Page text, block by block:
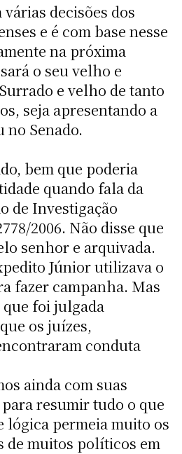
decisões dos
e é com base nesse
na próxima
o seu velho e
e velho de tanto
seja apresentando a
no Senado.
bem que poderia
quando fala da
de Investigação
2006. Não disse que
senhor e arquivada.
Júnior utilizava o
fazer campanha. Mas
que foi julgada
os juízes,
conduta
ainda com suas
resumir tudo o que
lógica permeia muito os
de muitos políticos em